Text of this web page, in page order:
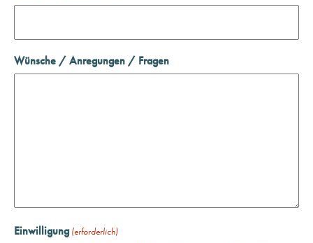
Wünsche / Anregungen / Fragen
Einwilligung (erforderlich)